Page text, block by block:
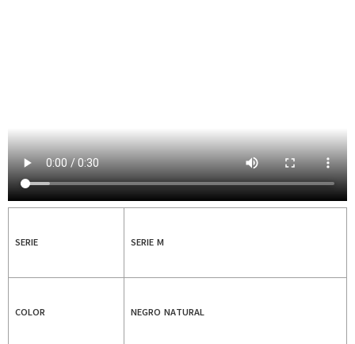
SERIE SERIE M
COLOR NEGRO NATURAL